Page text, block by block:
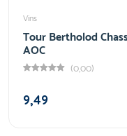
Vins
Tour Bertholod
AOC
(0,00)
9,49